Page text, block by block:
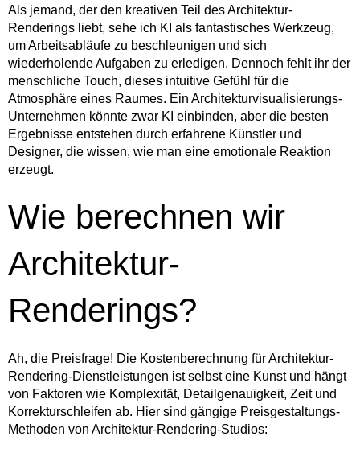
Als jemand, der den kreativen Teil des Architektur-
Renderings liebt, sehe ich KI als fantastisches Werkzeug,
um Arbeitsabläufe zu beschleunigen und sich
wiederholende Aufgaben zu erledigen. Dennoch fehlt ihr der
menschliche Touch, dieses intuitive Gefühl für die
Atmosphäre eines Raumes. Ein Architekturvisualisierungs-
Unternehmen könnte zwar KI einbinden, aber die besten
Ergebnisse entstehen durch erfahrene Künstler und
Designer, die wissen, wie man eine emotionale Reaktion
erzeugt.
Wie berechnen wir
Architektur-
Renderings?
Ah, die Preisfrage! Die Kostenberechnung für Architektur-
Rendering-Dienstleistungen ist selbst eine Kunst und hängt
von Faktoren wie Komplexität, Detailgenauigkeit, Zeit und
Korrekturschleifen ab. Hier sind gängige Preisgestaltungs-
Methoden von Architektur-Rendering-Studios: